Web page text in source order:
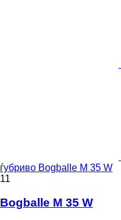
ѓубриво Bogballe M 35 W
11
Bogballe M 35 W